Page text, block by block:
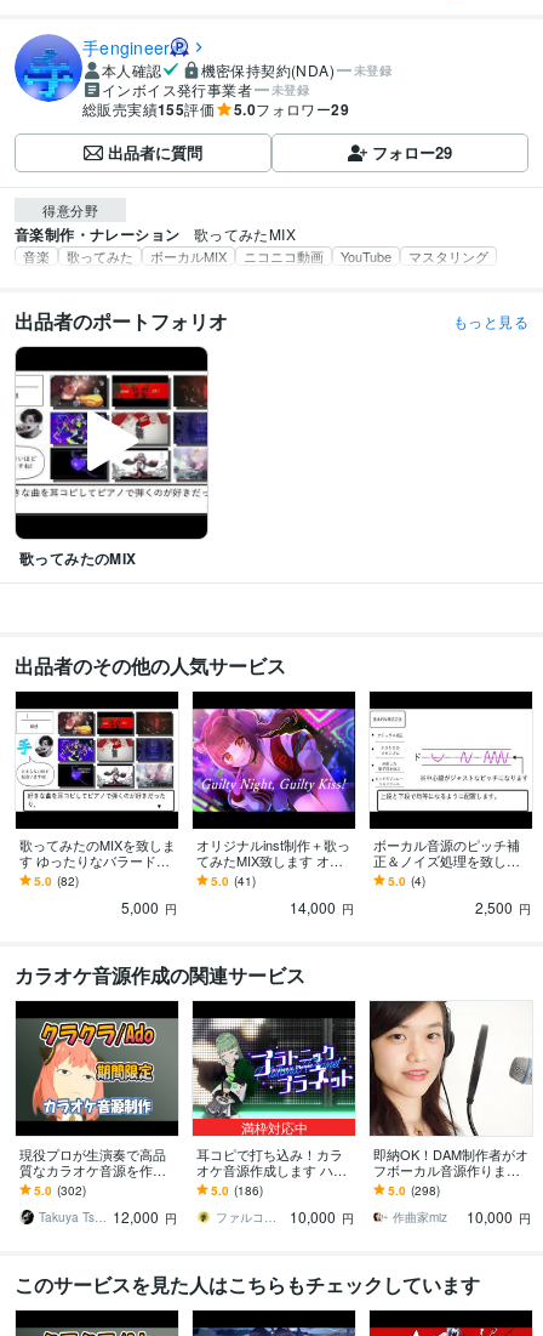
手engineer
本人確認 機密保持契約(NDA) 未登録
インボイス発行事業者 未登録
総販売実績155評価 5.0フォロワー29
出品者に質問 フォロー29
得意分野
音楽制作・ナレーション 歌ってみたMIX
音楽 歌ってみた ボーカルMIX ニコニコ動画 YouTube マスタリング
出品者のポートフォリオ もっと見る
歌ってみたのMIX
出品者のその他の人気サービス
歌ってみたのMIXを致しま
す ゆったりなバラード曲
から激しいロックな曲ま
で対応可能です。
5.0 (82)
5,000 円
オリジナルinst制作＋歌っ
てみたMIX致します オリ
ジナルinst音源で歌ってみ
た作品を作ってみません
5.0 (41)
14,000 円
ボーカル音源のピッチ補
正＆ノイズ処理を致しま
す 歌ってみた・仮歌・オ
ーディション、どんな用
途でも歓迎です。
5.0 (4)
2,500 円
カラオケ音源作成の関連サービス
現役プロが生演奏で高品
質なカラオケ音源を作成
します オールジャンル対
応！ハイクオリティーな
歌ってみたに！商用無料
5.0 (302)
Takuya Tsuneta 12,000 円
満枠対応中
耳コピで打ち込み！カラ
オケ音源作成します ハイ
クオリティー！楽器数や
難易度による料金変化無
し！
5.0 (186)
ファルコン41
10,000 円
即納OK！DAM制作者がオ
フボーカル音源作ります
TV番組、大型フェスなど
音楽担当多数！受注実績7
50件以上♪
5.0 (298)
作曲家miz
10,000 円
このサービスを見た人はこちらもチェックしています